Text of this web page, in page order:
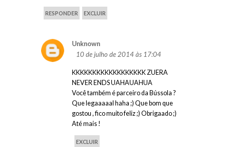
RESPONDER EXCLUIR
Unknown
10 de julho de 2014 às 17:04
KKKKKKKKKKKKKKKKKK ZUERA
NEVER ENDS UAHAUAHUA
Você também é parceiro da Bússola ?
Que legaaaaal haha ;) Que bom que
gostou , fico muito feliz ;) Obrigaado ;)
Até mais !
EXCLUIR